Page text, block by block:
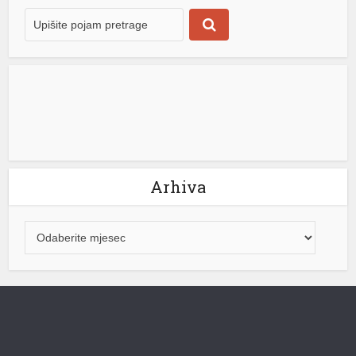
Arhiva